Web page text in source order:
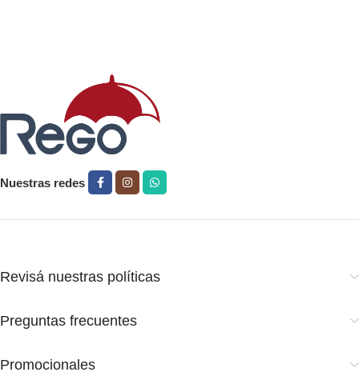
Nuestras redes
Revisá nuestras políticas
Preguntas frecuentes
Promocionales